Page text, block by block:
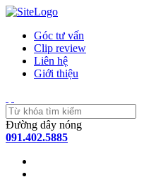
Góc tư vấn
Clip review
Liên hệ
Giới thiệu
Đường dây nóng
091.402.5885